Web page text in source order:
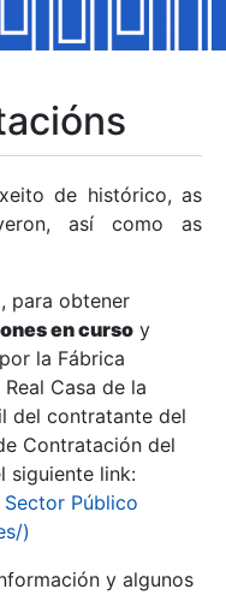
de histórico, as
así como as
para obtener
en curso y
la Fábrica
Casa de la
del contratante del
Contratación del
siguiente link:
Público
)
y algunos